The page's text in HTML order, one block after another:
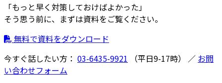
「もっと早く対策しておけばよかった」
そう思う前に、まずは資料をご覧ください。
無料で資料をダウンロード
今すぐ話したい方： 03-6435-9921 （平日9-17時） ／ お問
い合わせフォーム